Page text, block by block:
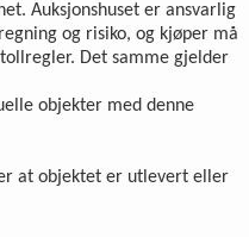
Auksjonshuset er ansvarlig
og risiko, og kjøper må
Det samme gjelder
objekter med denne
at objektet er utlevert eller